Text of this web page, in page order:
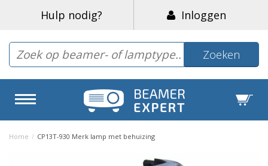
Hulp nodig? Inloggen
Zoeken
Home / CP13T-930 Merk lamp met behuizing